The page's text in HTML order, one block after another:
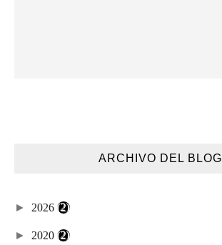
ARCHIVO DEL BLOG
► 2026 (2)
► 2020 (2)